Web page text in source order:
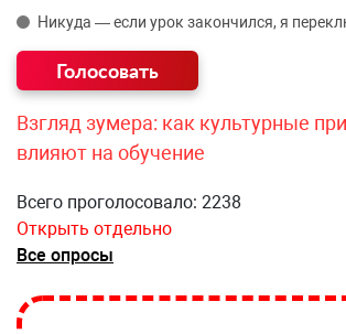
Никуда — если урок закончился, я
Взгляд зумера: как культурные
влияют на обучение
Всего проголосовало: 2238
Открыть отдельно
Все опросы